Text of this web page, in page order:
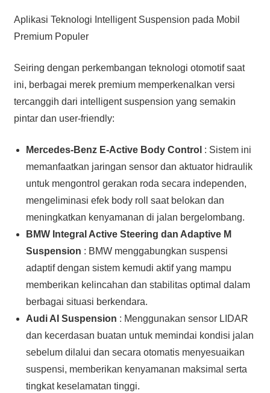
Aplikasi Teknologi Intelligent Suspension pada Mobil
Premium Populer
Seiring dengan perkembangan teknologi otomotif saat
ini, berbagai merek premium memperkenalkan versi
tercanggih dari intelligent suspension yang semakin
pintar dan user-friendly:
Mercedes-Benz E-Active Body Control : Sistem ini
memanfaatkan jaringan sensor dan aktuator hidraulik
untuk mengontrol gerakan roda secara independen,
mengeliminasi efek body roll saat belokan dan
meningkatkan kenyamanan di jalan bergelombang.
BMW Integral Active Steering dan Adaptive M
Suspension : BMW menggabungkan suspensi
adaptif dengan sistem kemudi aktif yang mampu
memberikan kelincahan dan stabilitas optimal dalam
berbagai situasi berkendara.
Audi AI Suspension : Menggunakan sensor LIDAR
dan kecerdasan buatan untuk memindai kondisi jalan
sebelum dilalui dan secara otomatis menyesuaikan
suspensi, memberikan kenyamanan maksimal serta
tingkat keselamatan tinggi.